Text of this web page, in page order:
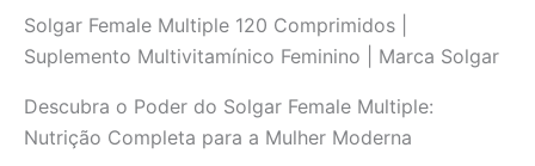
Solgar Female Multiple 120 Comprimidos |
Suplemento Multivitamínico Feminino | Marca Solgar
Descubra o Poder do Solgar Female Multiple:
Nutrição Completa para a Mulher Moderna